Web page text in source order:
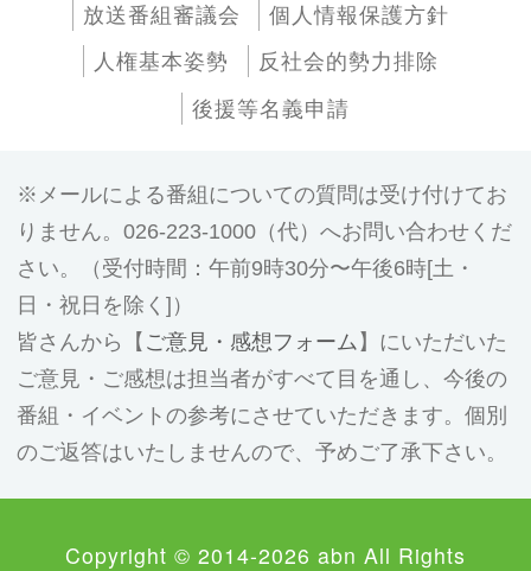
放送番組審議会
個人情報保護方針
人権基本姿勢
反社会的勢力排除
後援等名義申請
メールによる番組についての質問は受け付けてお
りません。026-223-1000（代）へお問い合わせくだ
さい。（受付時間：午前9時30分〜午後6時[土・
日・祝日を除く]）
皆さんから【 ご意見・感想フォーム 】にいただいた
ご意見・ご感想は担当者がすべて目を通し、今後の
番組・イベントの参考にさせていただきます。個別
のご返答はいたしませんので、予めご了承下さい。
Copyright © 2014-2026 abn All Rights